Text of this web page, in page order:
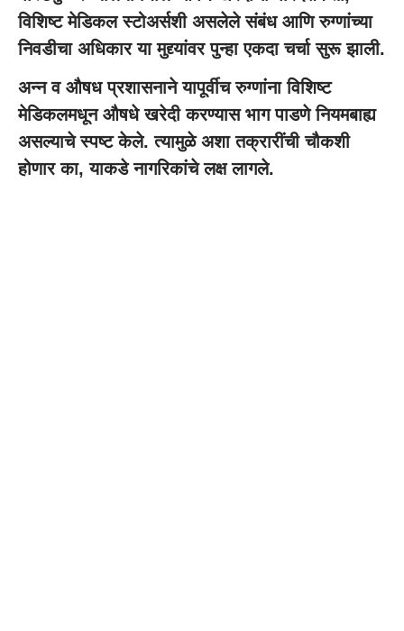
विशिष्ट मेडिकल स्टोअर्सशी असलेले संबंध आणि रुग्णांच्या
निवडीचा अधिकार या मुद्द्यांवर पुन्हा एकदा चर्चा सुरू झाली.
अन्न व औषध प्रशासनाने यापूर्वीच रुग्णांना विशिष्ट
मेडिकलमधून औषधे खरेदी करण्यास भाग पाडणे नियमबाह्य
असल्याचे स्पष्ट केले. त्यामुळे अशा तक्रारींची चौकशी
होणार का, याकडे नागरिकांचे लक्ष लागले.